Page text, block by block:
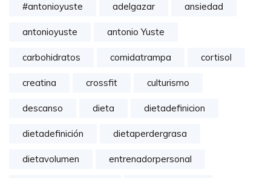
#antonioyuste adelgazar ansiedad
antonioyuste antonio Yuste
carbohidratos comidatrampa cortisol
creatina crossfit culturismo
descanso dieta dietadefinicion
dietadefinición dietaperdergrasa
dietavolumen entrenadorpersonal